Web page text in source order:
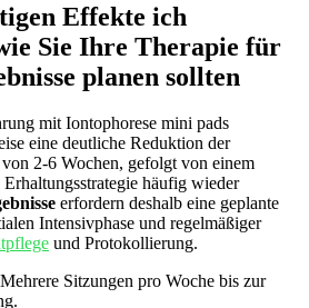
⁢Effekte ⁤ich
Sie⁢ Ihre Therapie für
planen sollten
mit Iontophorese mini ​pads​
‍eine ​deutliche⁤ Reduktion der
2-6 ‍Wochen, ⁣gefolgt von einem
Erhaltungsstrategie‌ häufig wieder
erfordern deshalb eine ⁤geplante
⁤Intensivphase und regelmäßiger
⁣ und Protokollierung.
Mehrere Sitzungen pro Woche bis zur